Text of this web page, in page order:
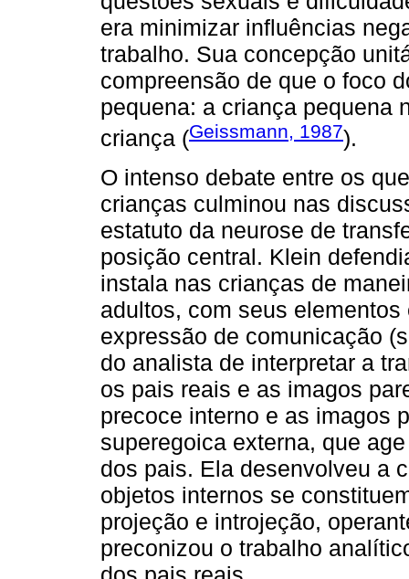
era minimizar influências
trabalho. Sua concepção
compreensão de que o foco
pequena: a criança pequena
criança (Geissmann, 1987).
O intenso debate entre os
crianças culminou nas
estatuto da neurose de
posição central. Klein
instala nas crianças de
adultos, com seus
expressão de comunicação
do analista de interpretar a
os pais reais e as imagos
precoce interno e as imagos
superegoica externa, que
dos pais. Ela desenvolveu a
objetos internos se
projeção e introjeção,
preconizou o trabalho